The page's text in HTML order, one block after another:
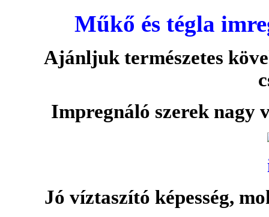
Műkő és tégla
Ajánljuk természetes
Impregnáló szerek
Jó víztaszító képesség,